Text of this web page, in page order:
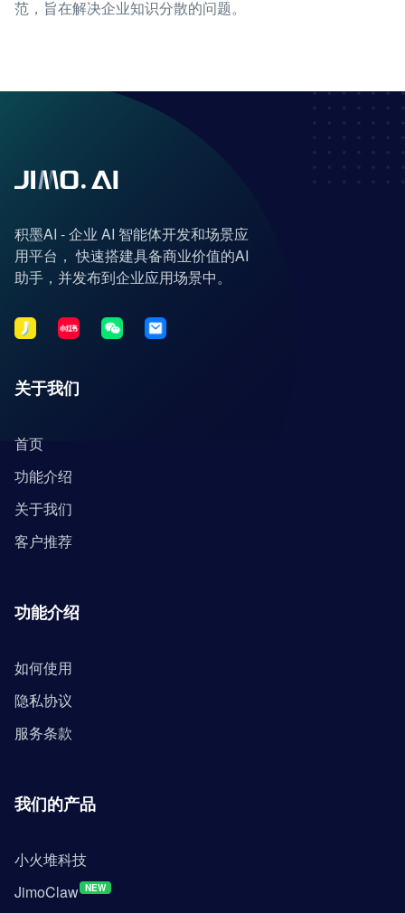
范，旨在解决企业知识分散的问题。
积墨AI - 企业 AI 智能体开发和场景应
用平台， 快速搭建具备商业价值的AI
助手，并发布到企业应用场景中。
关于我们
首页
功能介绍
关于我们
客户推荐
功能介绍
如何使用
隐私协议
服务条款
我们的产品
小火堆科技
JimoClaw NEW